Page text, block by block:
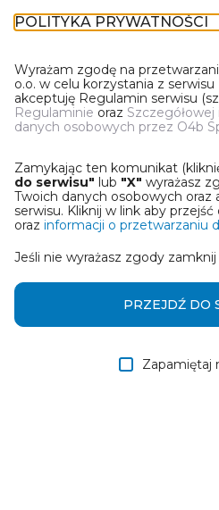
WYBIERZ JEDNĄ Z OPCJI
Utwórz informację z
Przywróć ostatnią
Wczytaj informację z pliku
w formie pliku roboczego
POLITYKA PRYWATNOŚCI
Wyrażam zgodę na
o.o. w celu korzystania z
akceptuję Regulamin serwisu
Regulaminie oraz
danych osobowych przez O4b
Zamykając ten komunikat
do serwisu" lub "X" wyrażasz
Twoich danych osobowych
serwisu. Kliknij w link aby przejść
oraz informacji o przetwarzaniu
Jeśli nie wyrażasz zgody
Zapamiętaj
PRZEJDŹ DO